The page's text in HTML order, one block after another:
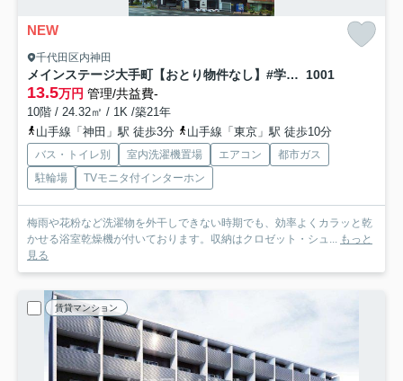
NEW
千代田区内神田
メインステージ大手町【おとり物件なし】#学生・社会人にオススメ！初期費用分割払いOK！ 1001
13.5万円 管理/共益費-
10階 / 24.32㎡ / 1K /築21年
山手線「神田」駅 徒歩3分
山手線「東京」駅 徒歩10分
バス・トイレ別 室内洗濯機置場 エアコン
都市ガス
駐輪場
TVモニタ付インターホン
梅雨や花粉など洗濯物を外干しできない時期でも、効率よくカラッと乾
かせる浴室乾燥機が付いております。収納はクロゼット・シュ...
もっと
見る
賃貸マンション